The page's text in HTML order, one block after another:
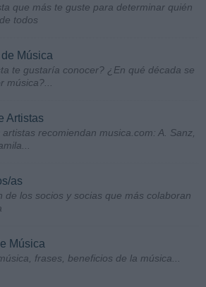
que más te guste para determinar quién
todos
Música
te gustaría conocer? ¿En qué década se
música?...
Artistas
recomiendan musica.com: A. Sanz,
as
de los socios y socias que más colaboran
Música
frases, beneficios de la música...